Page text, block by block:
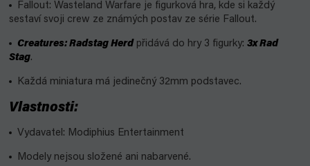
Fallout: Wasteland Warfare je figurková hra, kde si každý
sestaví svoji crew ze známých postav ze série Fallout.
Creatures: Radstag Herd přidává do hry 3 figurky: 3x Rad
Stag.
Každá miniatura má jedinečný 32mm podstavec.
Vlastnosti:
Vydavatel: Modiphius Entertainment
Modely nejsou složené ani nabarvené.